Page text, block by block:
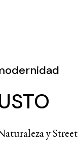
y Street